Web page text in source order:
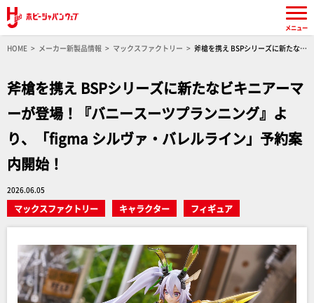
HOME メーカー新製品情報 マックスファクトリー
斧槍を携え BSPシリーズに新たなビ
斧槍を携え BSPシリーズに新たなビキニアーマ
ーが登場！『バニースーツプランニング』よ
り、「figma シルヴァ・バレルライン」予約案
内開始！
2026.06.05
マックスファクトリー キャラクター フィギュア
メニュー